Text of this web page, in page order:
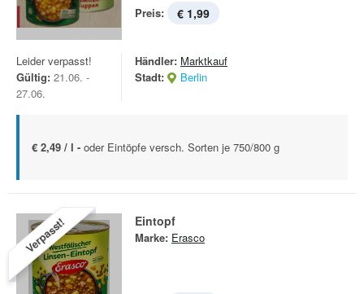
Preis: € 1,99
Leider verpasst!
Gültig: 21.06. -
27.06.
Händler: Marktkauf
Stadt:
Berlin
€ 2,49 / l - oder Eintöpfe versch. Sorten je 750/800 g
Verpasst! Eintopf
Marke: Erasco